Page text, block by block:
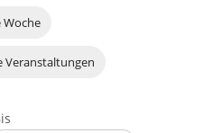
Woche
Veranstaltungen